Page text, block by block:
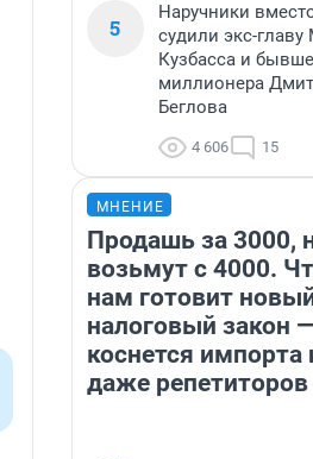
5
Наручники
судили экс-
Кузбасса и
миллионера
Беглова
4 606 15
МНЕНИЕ
Продашь за 3000,
возьмут с 4000.
нам готовит
налоговый закон
коснется импорта
даже репетиторов